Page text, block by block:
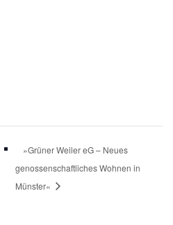
»Grüner Weiler eG – Neues
genossenschaftliches Wohnen in
Münster«